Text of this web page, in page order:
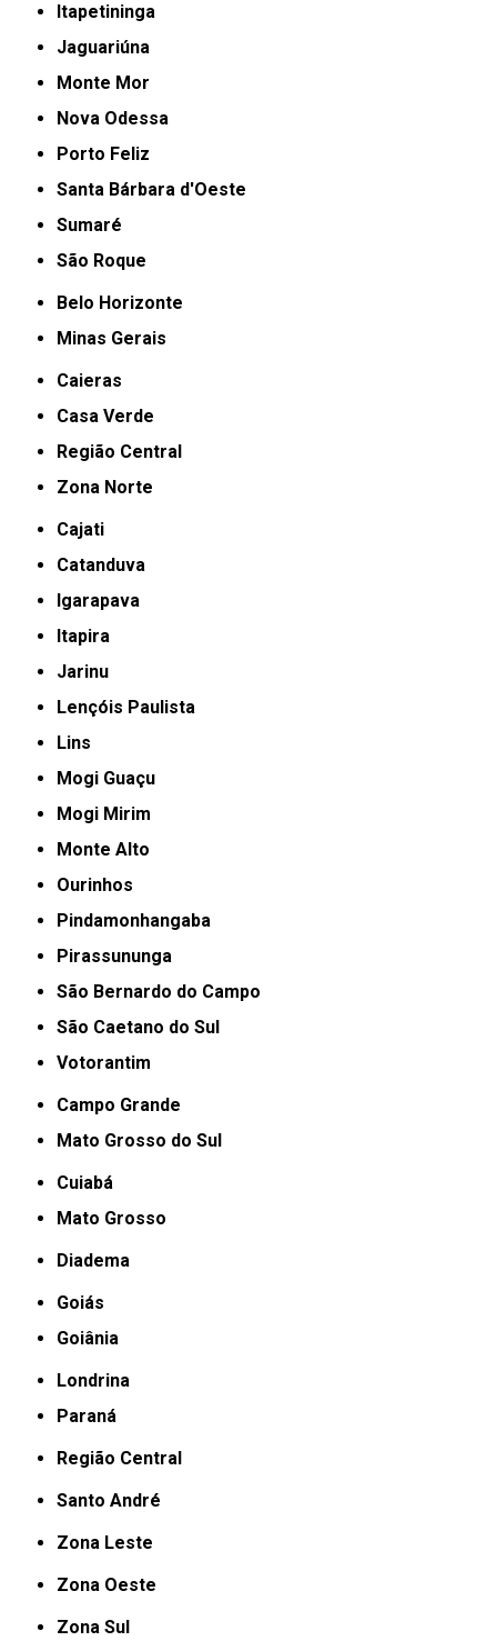
Itapetininga
Jaguariúna
Monte Mor
Nova Odessa
Porto Feliz
Santa Bárbara d'Oeste
Sumaré
São Roque
Belo Horizonte
Minas Gerais
Caieras
Casa Verde
Região Central
Zona Norte
Cajati
Catanduva
Igarapava
Itapira
Jarinu
Lençóis Paulista
Lins
Mogi Guaçu
Mogi Mirim
Monte Alto
Ourinhos
Pindamonhangaba
Pirassununga
São Bernardo do Campo
São Caetano do Sul
Votorantim
Campo Grande
Mato Grosso do Sul
Cuiabá
Mato Grosso
Diadema
Goiás
Goiânia
Londrina
Paraná
Região Central
Santo André
Zona Leste
Zona Oeste
Zona Sul